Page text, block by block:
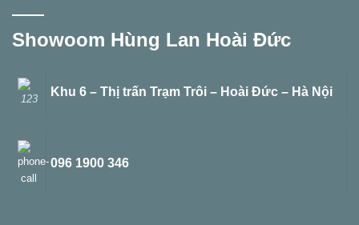
Showoom Hùng Lan Hoài Đức
Khu 6 – Thị trấn Trạm Trôi – Hoài Đức – Hà Nội
096 1900 346